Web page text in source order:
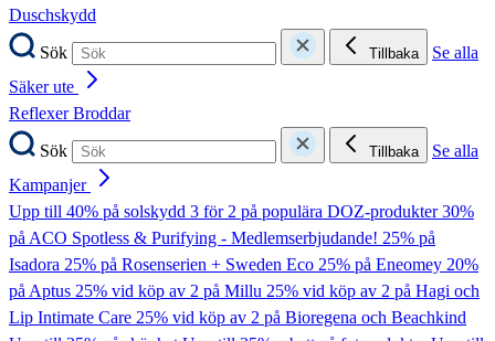
Duschskydd
Sök
Tillbaka
Se alla
Säker ute
ReflexerBroddar
Sök
Tillbaka
Se alla
Kampanjer
Upp till 40% på solskydd 3 för 2 på populära DOZ-produkter30%
på ACO Spotless & Purifying - Medlemserbjudande! 25% på
Isadora 25% på Rosenserien + Sweden Eco 25% på Eneomey 20%
på Aptus 25% vid köp av 2 på Millu 25% vid köp av 2 på Hagi och
Lip Intimate Care 25% vid köp av 2 på Bioregena och Beachkind